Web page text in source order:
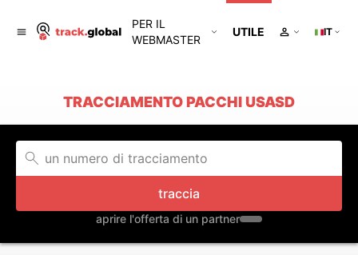
PER IL
WEBMASTER
UTILE IT
TRACCIAMENTO PACCHI USASD
traccia
aprire l'offerta di un partner